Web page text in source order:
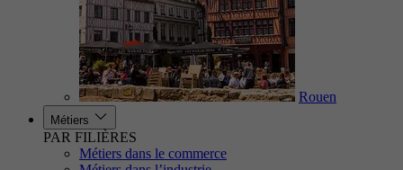
Rouen
Métiers
PAR FILIÈRES
Métiers dans le commerce